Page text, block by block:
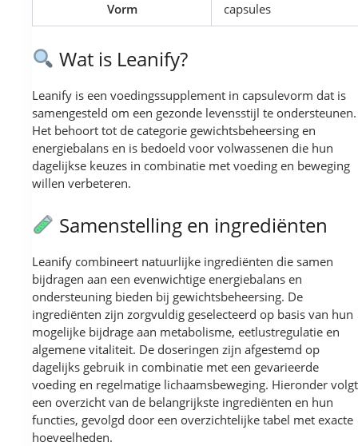
Vorm capsules
Wat is Leanify?
Leanify is een voedingssupplement in capsulevorm dat is
samengesteld om een gezonde levensstijl te ondersteunen.
Het behoort tot de categorie gewichtsbeheersing en
energiebalans en is bedoeld voor volwassenen die hun
dagelijkse keuzes in combinatie met voeding en beweging
willen verbeteren.
Samenstelling en ingrediënten
Leanify combineert natuurlijke ingrediënten die samen
bijdragen aan een evenwichtige energiebalans en
ondersteuning bieden bij gewichtsbeheersing. De
ingrediënten zijn zorgvuldig geselecteerd op basis van hun
mogelijke bijdrage aan metabolisme, eetlustregulatie en
algemene vitaliteit. De doseringen zijn afgestemd op
dagelijks gebruik in combinatie met een gevarieerde
voeding en regelmatige lichaamsbeweging. Hieronder volgt
een overzicht van de belangrijkste ingrediënten en hun
functies, gevolgd door een overzichtelijke tabel met exacte
hoeveelheden.